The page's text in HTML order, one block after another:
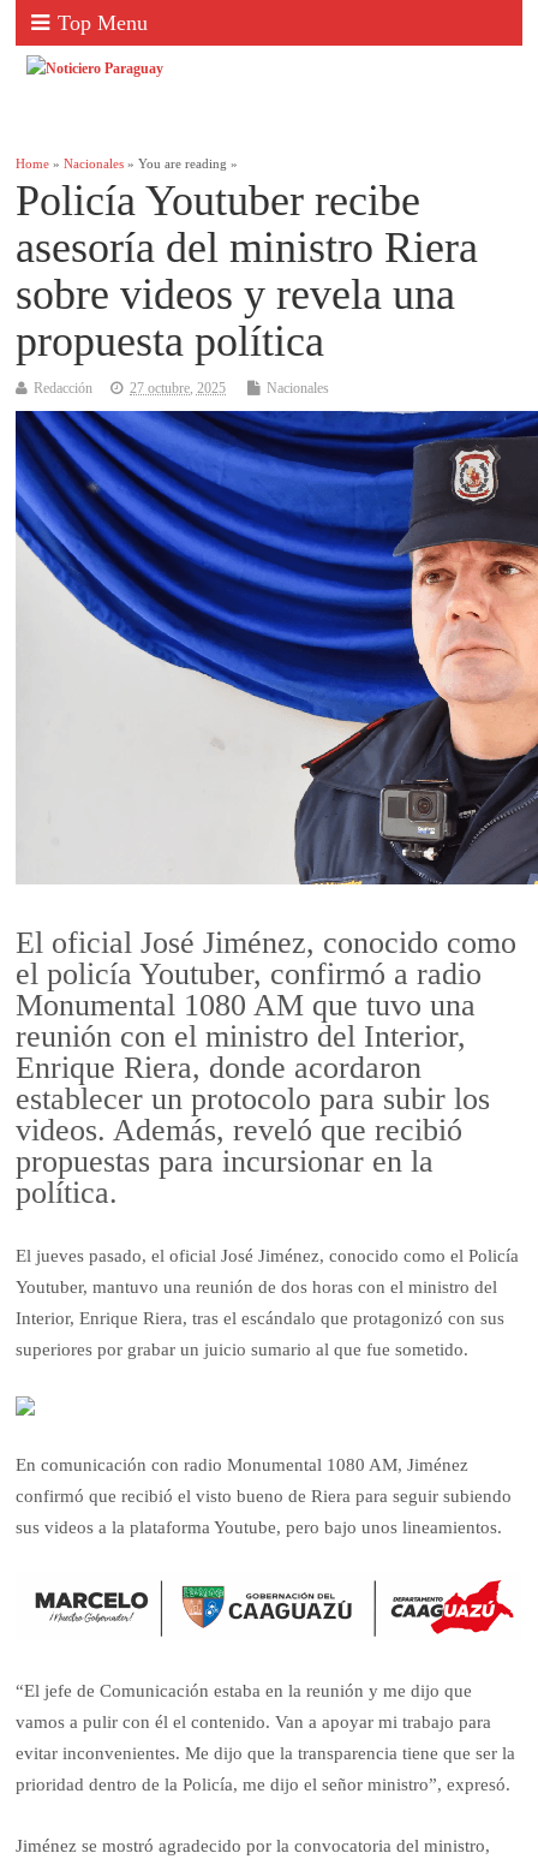
Top Menu
Home »Nacionales » You are reading »
Policía Youtuber recibe
asesoría del ministro Riera
sobre videos y revela una
propuesta política
Redacción 27 octubre, 2025 Nacionales
El oficial José Jiménez, conocido como
el policía Youtuber, confirmó a radio
Monumental 1080 AM que tuvo una
reunión con el ministro del Interior,
Enrique Riera, donde acordaron
establecer un protocolo para subir los
videos. Además, reveló que recibió
propuestas para incursionar en la
política.
El jueves pasado, el oficial José Jiménez, conocido como el Policía
Youtuber, mantuvo una reunión de dos horas con el ministro del
Interior, Enrique Riera, tras el escándalo que protagonizó con sus
superiores por grabar un juicio sumario al que fue sometido.
En comunicación con radio Monumental 1080 AM, Jiménez
confirmó que recibió el visto bueno de Riera para seguir subiendo
sus videos a la plataforma Youtube, pero bajo unos lineamientos.
“El jefe de Comunicación estaba en la reunión y me dijo que
vamos a pulir con él el contenido. Van a apoyar mi trabajo para
evitar inconvenientes. Me dijo que la transparencia tiene que ser la
prioridad dentro de la Policía, me dijo el señor ministro”, expresó.
Jiménez se mostró agradecido por la convocatoria del ministro,